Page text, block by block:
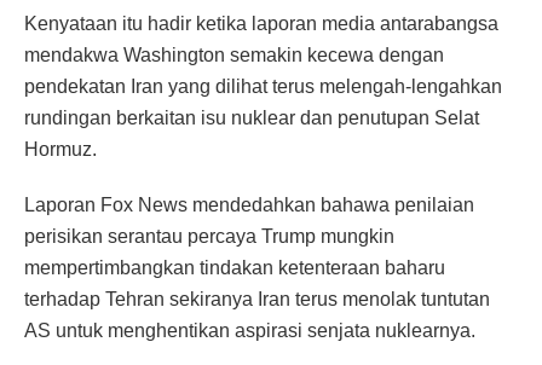
Kenyataan itu hadir ketika laporan media antarabangsa
mendakwa Washington semakin kecewa dengan
pendekatan Iran yang dilihat terus melengah-lengahkan
rundingan berkaitan isu nuklear dan penutupan Selat
Hormuz.
Laporan Fox News mendedahkan bahawa penilaian
perisikan serantau percaya Trump mungkin
mempertimbangkan tindakan ketenteraan baharu
terhadap Tehran sekiranya Iran terus menolak tuntutan
AS untuk menghentikan aspirasi senjata nuklearnya.